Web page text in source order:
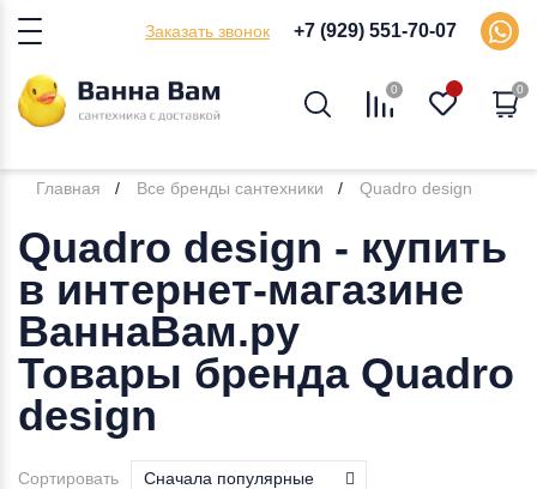
Заказать звонок +7 (929) 551-70-07
0 0
Главная Все бренды сантехники Quadro design
Quadro design - купить
в интернет-магазине
ВаннаВам.ру
Товары бренда Quadro
design
Сортировать Сначала популярные